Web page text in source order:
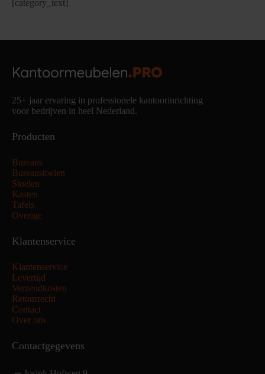
[category_text]
25+ jaar ervaring in professionele kantoorinrichting
voor bedrijven in heel Nederland.
Producten
Bureaus
Bureaustoelen
Stoelen
Kasten
Tafels
Overige
Klantenservice
Klantenservice
Levertijd
Verzendkosten
Retourrecht
Contact
Over ons
Contactgegevens